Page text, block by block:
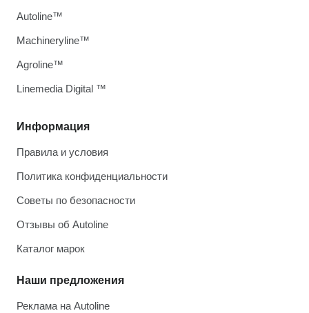
Информация
Правила и условия
Политика конфиденциальности
Советы по безопасности
Отзывы об Autoline
Каталог марок
Наши предложения
Реклама на Autoline
Autoline™
Machineryline™
Agroline™
Linemedia Digital ™